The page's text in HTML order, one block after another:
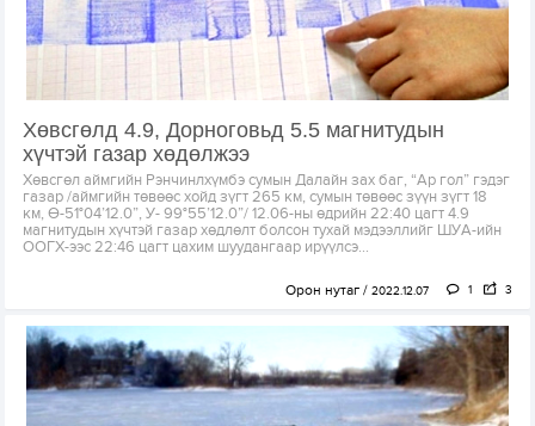
Хөвсгөлд 4.9, Дорноговьд 5.5 магнитудын
хүчтэй газар хөдөлжээ
Хөвсгөл аймгийн Рэнчинлхүмбэ сумын Далайн зах баг, “Ар гол” гэдэг
газар /аймгийн төвөөс хойд зүгт 265 км, сумын төвөөс зүүн зүгт 18
км, Ө-51°04’12.0”, У- 99°55’12.0”/ 12.06-ны өдрийн 22:40 цагт 4.9
магнитудын хүчтэй газар хөдлөлт болсон тухай мэдээллийг ШУА-ийн
ООГХ-ээс 22:46 цагт цахим шуудангаар ирүүлсэ...
Орон нутаг 2022.12.07 1 3